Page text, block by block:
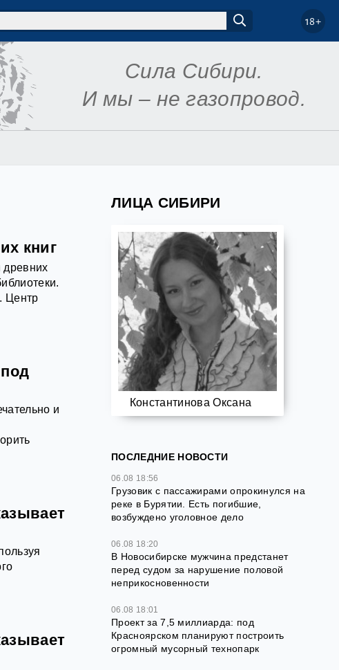
18+
Сила Сибири.
И мы – не газопровод.
книг
древних
Центр
и
ЛИЦА СИБИРИ
Константинова Оксана
ПОСЛЕДНИЕ НОВОСТИ
06.08 18:56
Грузовик с пассажирами опрокинулся на
реке в Бурятии. Есть погибшие,
возбуждено уголовное дело
06.08 18:20
В Новосибирске мужчина предстанет
перед судом за нарушение половой
неприкосновенности
06.08 18:01
Проект за 7,5 миллиарда: под
Красноярском планируют построить
огромный мусорный технопарк